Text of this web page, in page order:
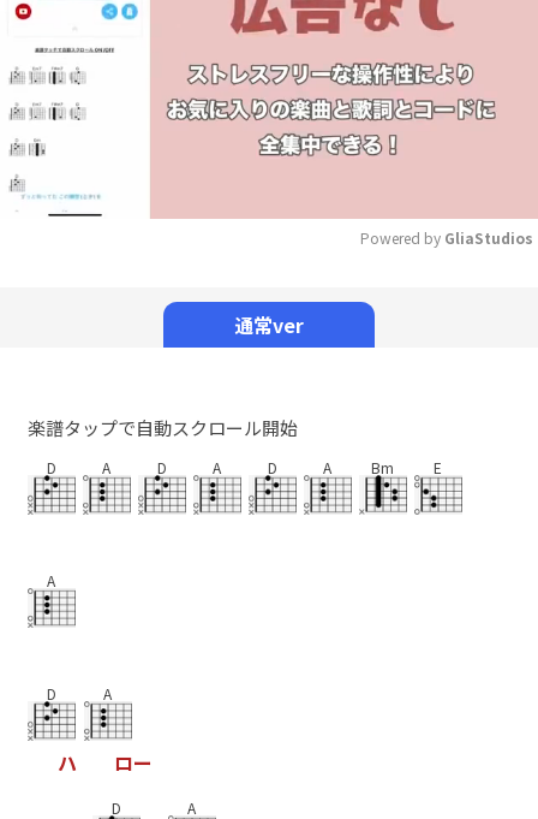
Powered by GliaStudios
通常ver
楽譜タップで自動スクロール開始
D A D A D A Bm E
A
D
ハ
A
ロー
D A